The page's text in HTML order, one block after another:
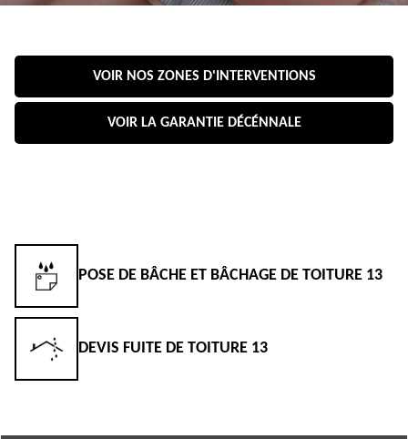
VOIR NOS ZONES D'INTERVENTIONS
VOIR LA GARANTIE DÉCÉNNALE
POSE DE BÂCHE ET BÂCHAGE DE TOITURE 13
DEVIS FUITE DE TOITURE 13